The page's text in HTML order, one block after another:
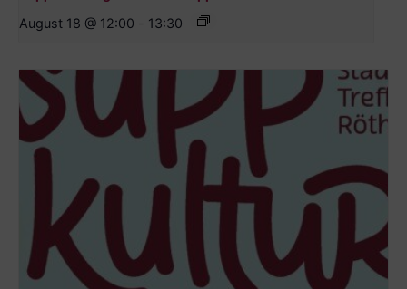
August 18 @ 12:00 - 13:30